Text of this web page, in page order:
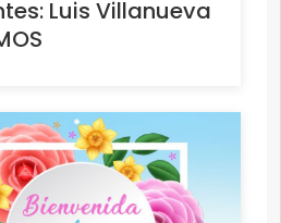
Luis Villanueva